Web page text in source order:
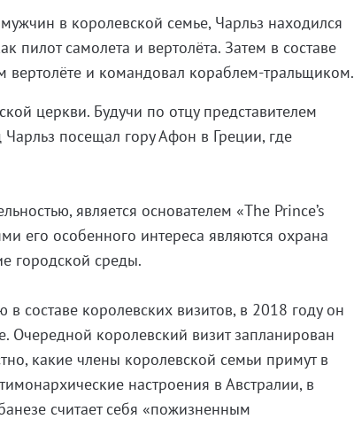
в королевской семье, Чарльз находился
пилот самолета и вертолёта. Затем в составе
вертолёте и командовал кораблем-тральщиком.
церкви. Будучи по отцу представителем
посещал гору Афон в Греции, где
является основателем «The Prince’s
его особенного интереса являются охрана
городской среды.
составе королевских визитов, в 2018 году он
Очередной королевский визит запланирован
какие члены королевской семьи примут в
настроения в Австралии, в
считает себя «пожизненным